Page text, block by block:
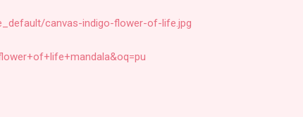
canvas-indigo-flower-of-life.jpg